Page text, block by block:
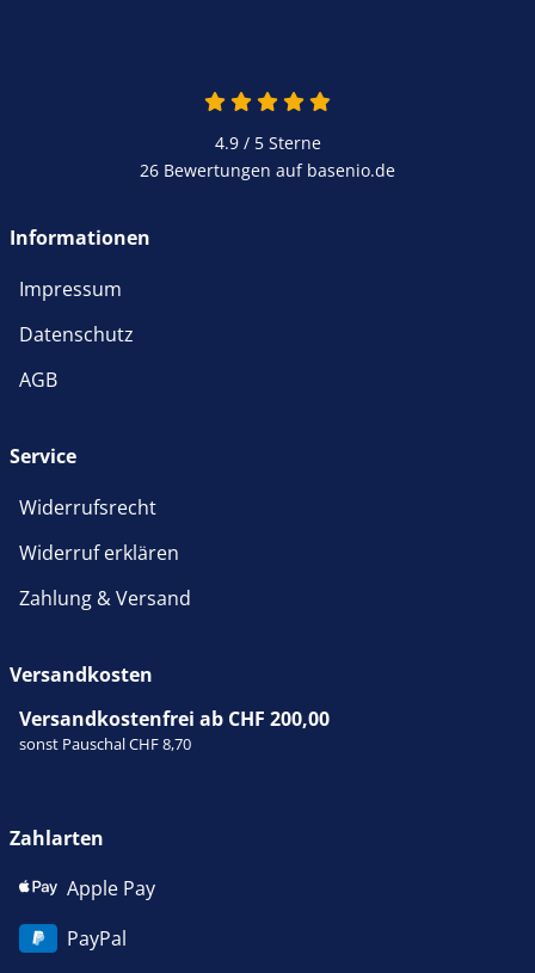
4.9 / 5Sterne
26 Bewertungen auf basenio.de
Informationen
Impressum
Datenschutz
AGB
Service
Widerrufsrecht
Widerruf erklären
Zahlung & Versand
Versandkosten
Versandkostenfrei ab CHF 200,00
sonst Pauschal CHF 8,70
Zahlarten
Apple Pay
PayPal